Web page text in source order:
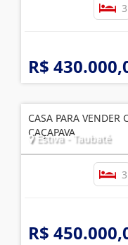
3
R$
CASA PARA
CAÇAPAVA
Estiva - Taubaté
3
R$